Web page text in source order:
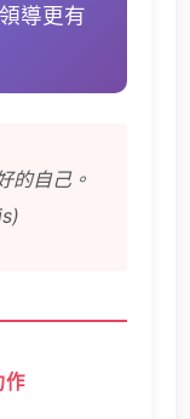
導更有
的自己。
作